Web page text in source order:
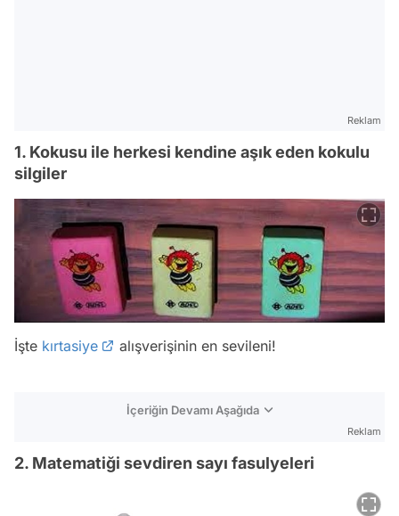
Reklam
1. Kokusu ile herkesi kendine aşık eden kokulu
silgiler
İşte kırtasiye alışverişinin en sevileni!
İçeriğin Devamı Aşağıda
Reklam
2. Matematiği sevdiren sayı fasulyeleri